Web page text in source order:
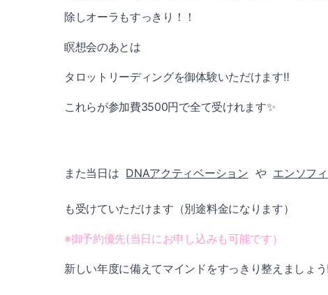
除しオーラもすっきり！！
瞑想会のあとは
タロットリーディングを御体験いただけます‼️
これらが参加費3500円で全て受けれます✨
また当日は DNAアクティベーション や エンソフ
も受けていただけます（別途料金になります）
※御予約優先(当日にお申し込みも可能です）
新しい年度に備えてマインドをすっきり整えましょ